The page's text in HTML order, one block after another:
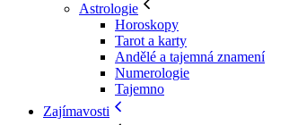
Astrologie
Horoskopy
Tarot a karty
Andělé a tajemná znamení
Numerologie
Tajemno
Zajímavosti